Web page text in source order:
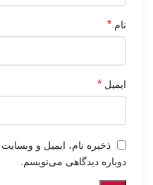
نام *
ایمیل *
ذخیره نام، ایمیل و
دوباره دیدگاهی می‌نویسم.